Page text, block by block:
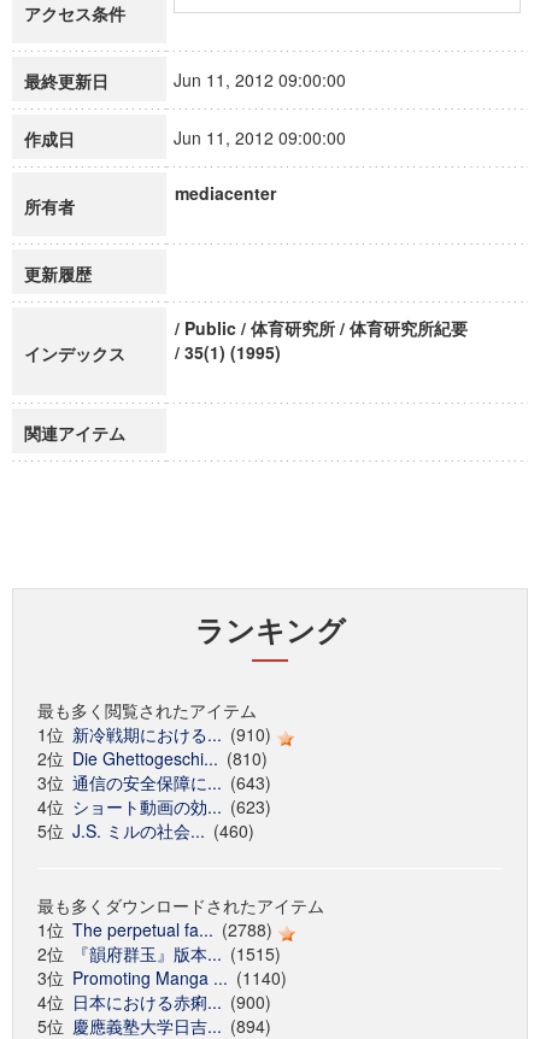
アクセス条件
最終更新日 Jun 11, 2012 09:00:00
作成日 Jun 11, 2012 09:00:00
所有者
mediacenter
更新履歴
インデックス
/ Public / 体育研究所 / 体育研究所紀要
/ 35(1) (1995)
関連アイテム
ランキング
最も多く閲覧されたアイテム
1位 新冷戦期における... (910)
2位 Die Ghettogeschi... (810)
3位 通信の安全保障に... (643)
4位 ショート動画の効... (623)
5位 J.S. ミルの社会... (460)
最も多くダウンロードされたアイテム
1位 The perpetual fa... (2788)
2位
『韻府群玉』版本... (1515)
3位 Promoting Manga ... (1140)
4位 日本における赤痢... (900)
5位 慶應義塾大学日吉... (894)